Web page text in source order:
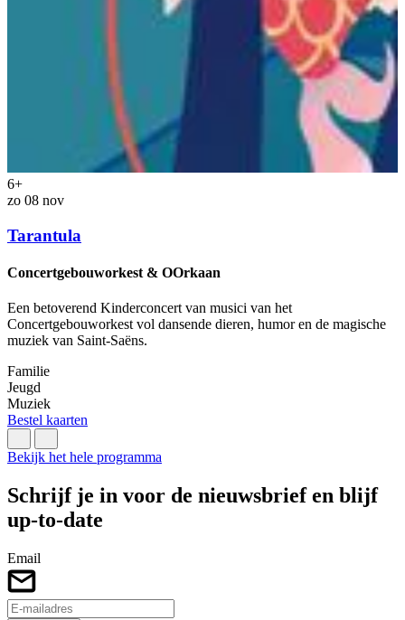
6+
zo 08 nov
Tarantula
Concertgebouworkest & OOrkaan
Een betoverend Kinderconcert van musici van het
Concertgebouworkest vol dansende dieren, humor en de magische
muziek van Saint-Saëns.
Familie
Jeugd
Muziek
Bestel kaarten
Bekijk het hele programma
Schrijf je in voor de nieuwsbrief en blijf
up-to-date
Email